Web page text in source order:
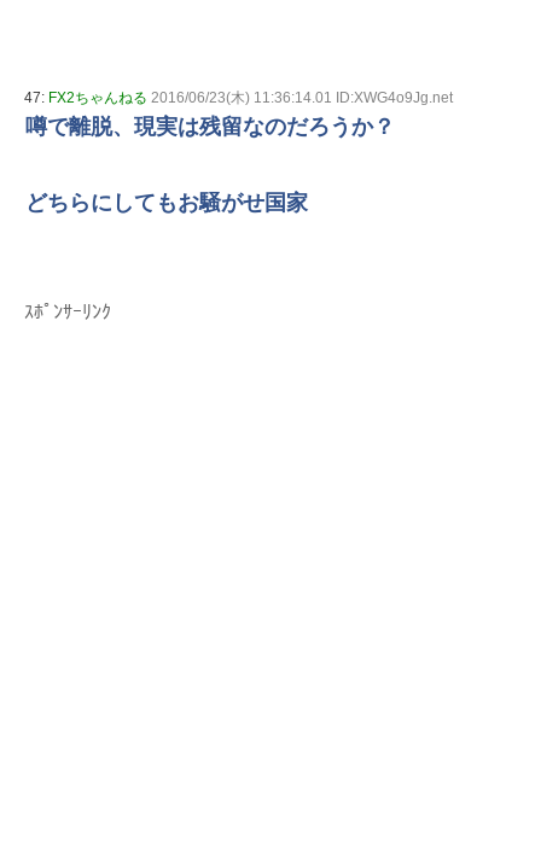
47: FX2ちゃんねる 2016/06/23(木) 11:36:14.01 ID:XWG4o9Jg.net
噂で離脱、現実は残留なのだろうか？
どちらにしてもお騒がせ国家
ｽﾎﾟﾝｻｰﾘﾝｸ